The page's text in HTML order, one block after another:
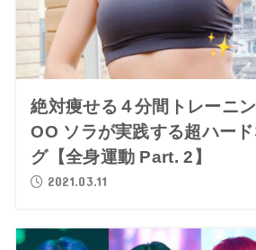
絶対痩せる４分間トレーニ
OO ソラが実践する超ハー
グ【全身運動 Part. 2】
2021.03.11